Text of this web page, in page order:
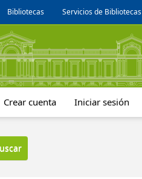
Bibliotecas Servicios de Bibliotecas
Crear cuenta Iniciar sesión